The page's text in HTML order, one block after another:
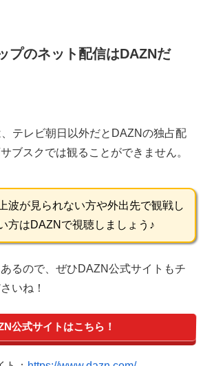
プのネット配信はDAZNだ
テレビ朝日以外だとDAZNの独占配
ブスクでは観ることができません。
波が見られない方や外出先で観戦し
方はDAZNで視聴しましょう♪
るので、ぜひDAZN公式サイトもチ
いね！
公式サイトはこちら！